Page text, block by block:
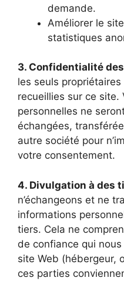
demande.
Améliorer le
statistiques
3. Confidentialité
les seuls
recueillies sur ce site.
personnelles ne
échangées,
autre société pour
votre consentement.
4. Divulgation à des
n’échangeons et ne
informations
tiers. Cela ne
de confiance qui
site Web (hébergeur,
ces parties